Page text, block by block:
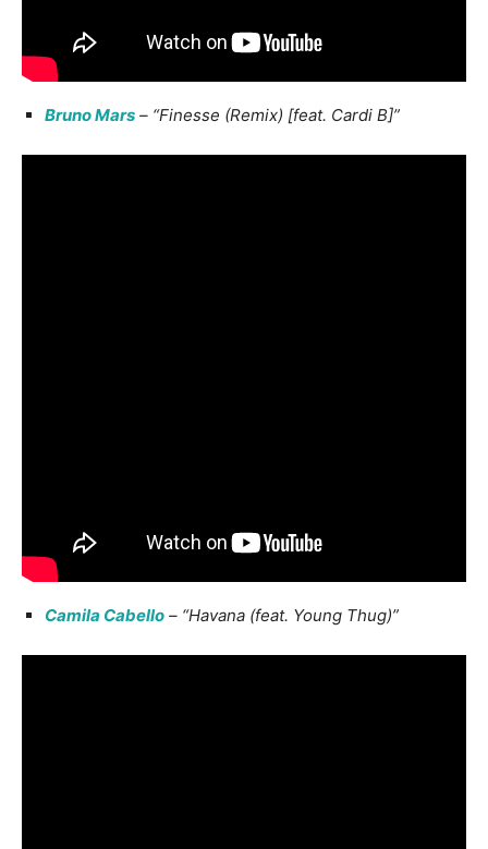
Bruno Mars – “Finesse (Remix) [feat. Cardi B]”
Camila Cabello – “Havana (feat. Young Thug)”